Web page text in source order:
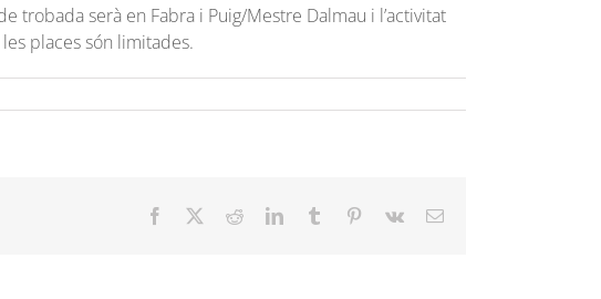
trobada serà en Fabra i Puig/Mestre Dalmau i l’activitat
places són limitades.
Facebook
TwitterRedditLinkedInTumblr Pinterest
Vk Email